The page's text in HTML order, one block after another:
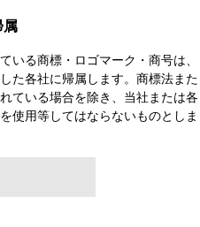
属
いる商標・ロゴマーク・商号は、
た各社に帰属します。商標法また
ている場合を除き、当社または各
使用等してはならないものとしま